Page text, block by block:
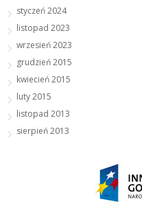
styczeń 2024
listopad 2023
wrzesień 2023
grudzień 2015
kwiecień 2015
luty 2015
listopad 2013
sierpień 2013